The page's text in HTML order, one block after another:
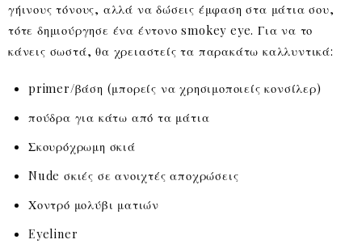
γήινους τόνους, αλλά να δώσεις έμφαση στα μάτια σου,
τότε δημιούργησε ένα έντονο smokey eye. Για να το
κάνεις σωστά, θα χρειαστείς τα παρακάτω καλλυντικά:
primer/βάση (μπορείς να χρησιμοποιείς κονσίλερ)
πούδρα για κάτω από τα μάτια
Σκουρόχρωμη σκιά
Nude σκιές σε ανοιχτές αποχρώσεις
Χοντρό μολύβι ματιών
Eyeliner